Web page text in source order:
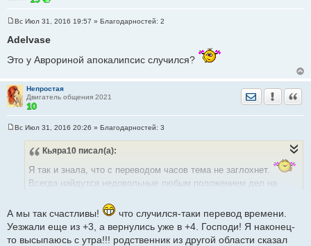
проблемы (головы, иначе как объяснить .ээ..выпады некоторых
из них в дни после перевода), которые несомненно
о
о
щ
и
е
Вс Июл 31, 2016 19:57 » Благодарностей: 2
Adelvase
Это у Аврориной апокалипсис случился?
Непростая
Двигатель общения 2021
Отправить
Вс Июл 31, 2016 20:26 » Благодарностей: 3
Кьяра10 писал(а):
Я так и знала, что с переводом часов тема не заглохнет.
Всегда найдутся недовольные любым положением дел на
А я ( и вся моя семья), наверное, робот. Никак на меня перевод
часов ни в какую сторону не влияет . Но, справедливости
ради, замечу, что с летним временем, когда темнеет поздно,
А мы так счастливы!
что случился-таки перевод времени.
Уезжали еще из +3, а вернулись уже в +4. Господи! Я наконец-
то высыпаюсь с утра!!! родственник из другой области сказал